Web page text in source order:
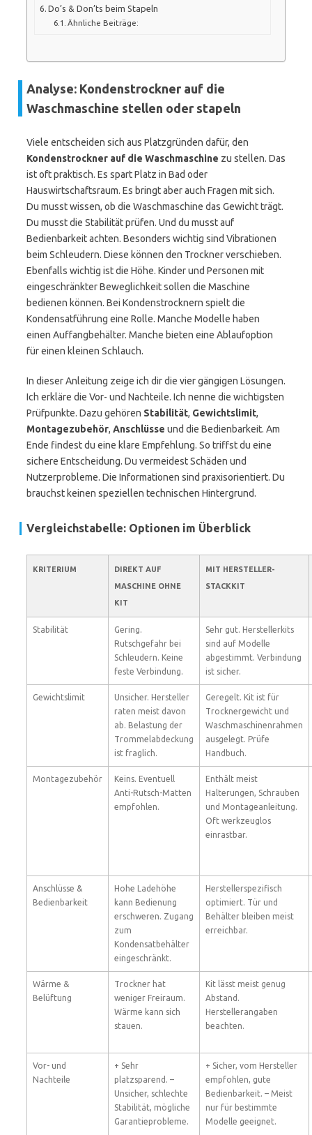
Do’s & Don’ts beim Stapeln
Ähnliche Beiträge:
Analyse: Kondenstrockner auf die
Waschmaschine stellen oder stapeln
Viele entscheiden sich aus Platzgründen dafür, den
Kondenstrockner auf die Waschmaschine zu stellen. Das
ist oft praktisch. Es spart Platz in Bad oder
Hauswirtschaftsraum. Es bringt aber auch Fragen mit sich.
Du musst wissen, ob die Waschmaschine das Gewicht trägt.
Du musst die Stabilität prüfen. Und du musst auf
Bedienbarkeit achten. Besonders wichtig sind Vibrationen
beim Schleudern. Diese können den Trockner verschieben.
Ebenfalls wichtig ist die Höhe. Kinder und Personen mit
eingeschränkter Beweglichkeit sollen die Maschine
bedienen können. Bei Kondenstrocknern spielt die
Kondensatführung eine Rolle. Manche Modelle haben
einen Auffangbehälter. Manche bieten eine Ablaufoption
für einen kleinen Schlauch.
In dieser Anleitung zeige ich dir die vier gängigen Lösungen.
Ich erkläre die Vor- und Nachteile. Ich nenne die wichtigsten
Prüfpunkte. Dazu gehören Stabilität, Gewichtslimit,
Montagezubehör, Anschlüsse und die Bedienbarkeit. Am
Ende findest du eine klare Empfehlung. So triffst du eine
sichere Entscheidung. Du vermeidest Schäden und
Nutzerprobleme. Die Informationen sind praxisorientiert. Du
brauchst keinen speziellen technischen Hintergrund.
Vergleichstabelle: Optionen im Überblick
KRITERIUM
DIREKT AUF
MASCHINE OHNE
KIT
MIT HERSTELLER-
STACKKIT
Stabilität
Gering.
Rutschgefahr bei
Schleudern. Keine
feste Verbindung.
Sehr gut. Herstellerkits
sind auf Modelle
abgestimmt. Verbindung
ist sicher.
Gewichtslimit
Unsicher. Hersteller
raten meist davon
ab. Belastung der
Trommelabdeckung
ist fraglich.
Geregelt. Kit ist für
Trocknergewicht und
Waschmaschinenrahmen
ausgelegt. Prüfe
Handbuch.
Montagezubehör
Keins. Eventuell
Anti-Rutsch-Matten
empfohlen.
Enthält meist
Halterungen, Schrauben
und Montageanleitung.
Oft werkzeuglos
einrastbar.
Anschlüsse &
Bedienbarkeit
Hohe Ladehöhe
kann Bedienung
erschweren. Zugang
zum
Kondensatbehälter
eingeschränkt.
Herstellerspezifisch
optimiert. Tür und
Behälter bleiben meist
erreichbar.
Wärme &
Belüftung
Trockner hat
weniger Freiraum.
Wärme kann sich
stauen.
Kit lässt meist genug
Abstand.
Herstellerangaben
beachten.
Vor- und
Nachteile
+ Sehr
platzsparend. –
Unsicher, schlechte
Stabilität, mögliche
Garantieprobleme.
+ Sicher, vom Hersteller
empfohlen, gute
Bedienbarkeit. – Meist
nur für bestimmte
Modelle geeignet.